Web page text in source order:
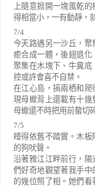
上隨意掀開一塊風乾
得相當小，一有動靜，
7/4
今天路遇另一沙丘，聚
癒合成一體，後翅退
聚集在木塊下、牛糞
控或許會喜不自禁。
在江心島，搞兩栖和
現母蠍背上還載有十幾
母蠍還不時把用前螯切
7/5
睡得依舊不踏實。木
的狗吠聲。
沿著雅江江畔前行，
們好奇地觀望著我手
的幾位照了相。她們